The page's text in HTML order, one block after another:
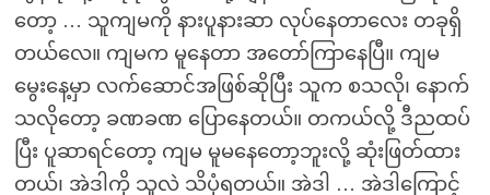
တော့ … သူကျမကို နားပူနားဆာ လုပ်နေတာလေး တခုရှိ
တယ်လေ။ ကျမက မူနေတာ အတော်ကြာနေပြီ။ ကျမ
မွေးနေ့မှာ လက်ဆောင်အဖြစ်ဆိုပြီး သူက စသလို၊ နောက်
သလိုတော့ ခဏခဏ ပြောနေတယ်။ တကယ်လို့ ဒီညထပ်
ပြီး ပူဆာရင်တော့ ကျမ မူမနေတော့ဘူးလို့ ဆုံးဖြတ်ထား
တယ်၊ အဲဒါကို သူလဲ သိပုံရတယ်။ အဲဒါ … အဲဒါကြောင့်